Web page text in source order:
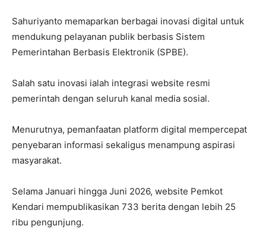
Sahuriyanto memaparkan berbagai inovasi digital untuk
mendukung pelayanan publik berbasis Sistem
Pemerintahan Berbasis Elektronik (SPBE).
Salah satu inovasi ialah integrasi website resmi
pemerintah dengan seluruh kanal media sosial.
Menurutnya, pemanfaatan platform digital mempercepat
penyebaran informasi sekaligus menampung aspirasi
masyarakat.
Selama Januari hingga Juni 2026, website Pemkot
Kendari mempublikasikan 733 berita dengan lebih 25
ribu pengunjung.